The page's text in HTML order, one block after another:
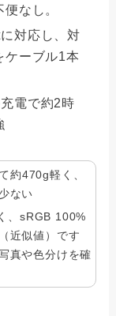
なし。
対応し、対
ケーブル1本
電で約2時
約470g軽く、
ない
、sRGB 100%
近似値）です
真や色分けを確